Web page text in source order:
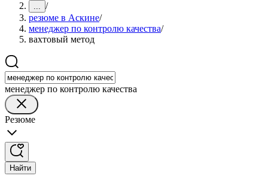
... /
резюме в Аскине/
менеджер по контролю качества/
вахтовый метод
менеджер по контролю качества
Резюме
Найти